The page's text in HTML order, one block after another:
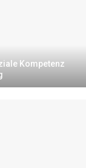
Kompetenz